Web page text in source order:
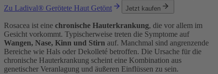
Zu Ladival® Gerötete Haut Getönt
Jetzt kaufen
Rosacea ist eine chronische Hauterkrankung, die vor allem im
Gesicht vorkommt. Typischerweise treten die Symptome auf
Wangen, Nase, Kinn und Stirn auf. Manchmal sind angrenzende
Bereiche wie Hals oder Dekolleté betroffen. Die Ursache für die
chronische Hauterkrankung scheint eine Kombination aus
genetischer Veranlagung und äußeren Einflüssen zu sein.